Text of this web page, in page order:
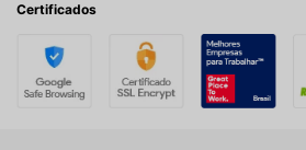
Certificados